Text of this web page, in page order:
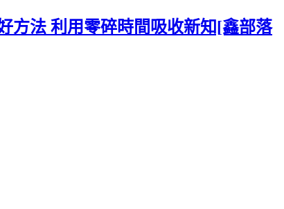
方法 利用零碎時間吸收新知[鑫部落